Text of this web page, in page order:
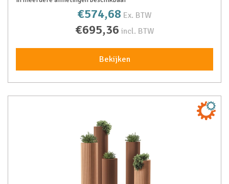
€574,68 Ex. BTW
€695,36 incl. BTW
Bekijken